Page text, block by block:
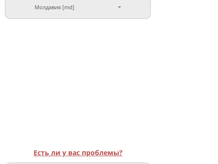
Молдавия [md]
Есть ли у вас проблемы?